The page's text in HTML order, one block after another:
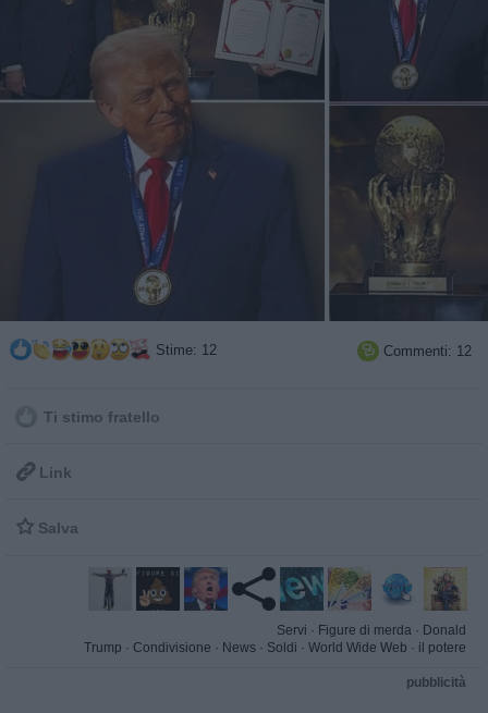
Stime: 12  Commenti: 12
Ti stimo fratello
 Link
 Salva
Servi · Figure di merda · Donald
Trump · Condivisione · News · Soldi · World Wide Web · il potere
pubblicità